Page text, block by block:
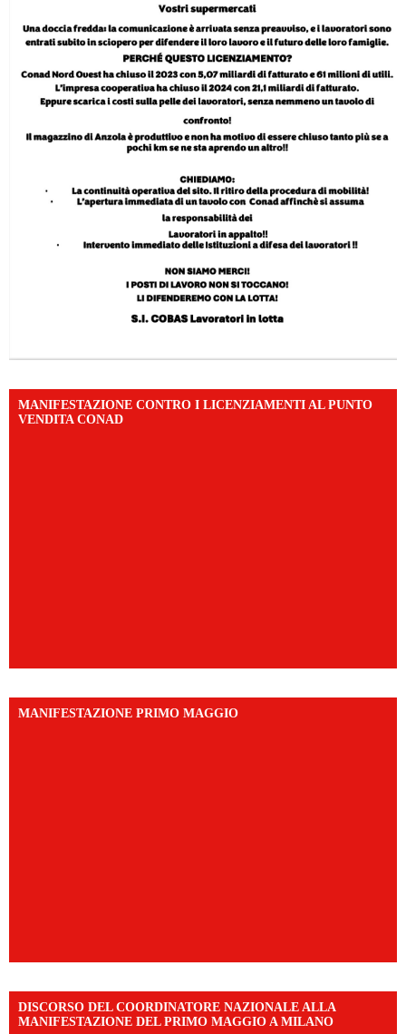
MANIFESTAZIONE CONTRO I LICENZIAMENTI AL PUNTO
VENDITA CONAD
MANIFESTAZIONE PRIMO MAGGIO
DISCORSO DEL COORDINATORE NAZIONALE ALLA
MANIFESTAZIONE DEL PRIMO MAGGIO A MILANO